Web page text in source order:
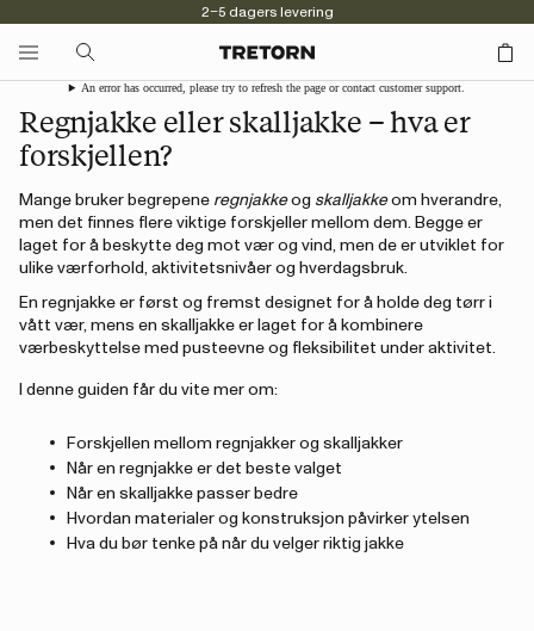
2–5 dagers levering
An error has occurred, please try to refresh the page or contact customer support.
Regnjakke eller skalljakke – hva er
forskjellen?
Mange bruker begrepene regnjakkeog skalljakkeom hverandre,
men det finnes flere viktige forskjeller mellom dem. Begge er
laget for å beskytte deg mot vær og vind, men de er utviklet for
ulike værforhold, aktivitetsnivåer og hverdagsbruk.
En regnjakke er først og fremst designet for å holde deg tørr i
vått vær, mens en skalljakke er laget for å kombinere
værbeskyttelse med pusteevne og fleksibilitet under aktivitet.
I denne guiden får du vite mer om:
Forskjellen mellom regnjakker og skalljakker
Når en regnjakke er det beste valget
Når en skalljakke passer bedre
Hvordan materialer og konstruksjon påvirker ytelsen
Hva du bør tenke på når du velger riktig jakke